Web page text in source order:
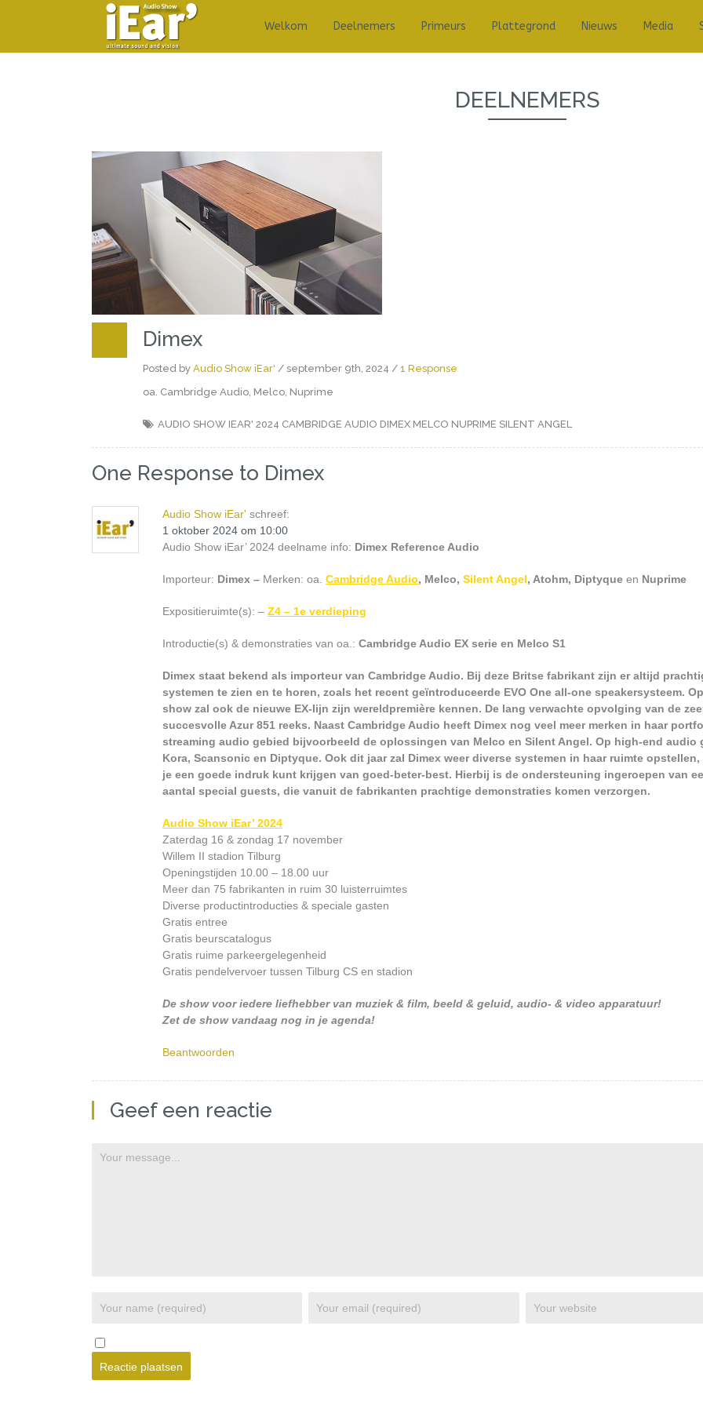
Welkom Deelnemers Primeurs Plattegrond Nieuws Media
DEELNEMERS
Dimex
Posted by Audio Show iEar' / september 9th, 2024 / 1 Response
oa. Cambridge Audio, Melco, Nuprime
AUDIO SHOW IEAR' 2024 CAMBRIDGE AUDIO DIMEX MELCO NUPRIME SILENT ANGEL
One Response to Dimex
Audio Show iEar' schreef:
1 oktober 2024 om 10:00
Audio Show iEar’ 2024 deelname info: Dimex Reference Audio
Importeur: Dimex – Merken: oa. Cambridge Audio, Melco, Silent Angel, Atohm, Diptyque en Nuprime
Expositieruimte(s): – Z4 – 1e verdieping
Introductie(s) & demonstraties van oa.: Cambridge Audio EX serie en Melco S1
Dimex staat bekend als importeur van Cambridge Audio. Bij deze Britse fabrikant zijn er altijd
systemen te zien en te horen, zoals het recent geïntroduceerde EVO One all-one speakersysteem.
show zal ook de nieuwe EX-lijn zijn wereldpremière kennen. De lang verwachte opvolging van de
succesvolle Azur 851 reeks. Naast Cambridge Audio heeft Dimex nog veel meer merken in haar
streaming audio gebied bijvoorbeeld de oplossingen van Melco en Silent Angel. Op high-end audio
Kora, Scansonic en Diptyque. Ook dit jaar zal Dimex weer diverse systemen in haar ruimte opstellen,
je een goede indruk kunt krijgen van goed-beter-best. Hierbij is de ondersteuning ingeroepen van
aantal special guests, die vanuit de fabrikanten prachtige demonstraties komen verzorgen.
Audio Show iEar’ 2024
Zaterdag 16 & zondag 17 november
Willem II stadion Tilburg
Openingstijden 10.00 – 18.00 uur
Meer dan 75 fabrikanten in ruim 30 luisterruimtes
Diverse productintroducties & speciale gasten
Gratis entree
Gratis beurscatalogus
Gratis ruime parkeergelegenheid
Gratis pendelvervoer tussen Tilburg CS en stadion
De show voor iedere liefhebber van muziek & film, beeld & geluid, audio- & video apparatuur!
Zet de show vandaag nog in je agenda!
Beantwoorden
Geef een reactie